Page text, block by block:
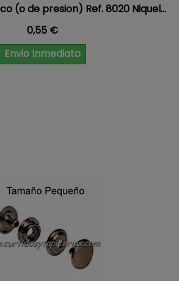
(o de presion) Ref. 8020 Niquel...
Precio
0,55 €
Envio Inmediato